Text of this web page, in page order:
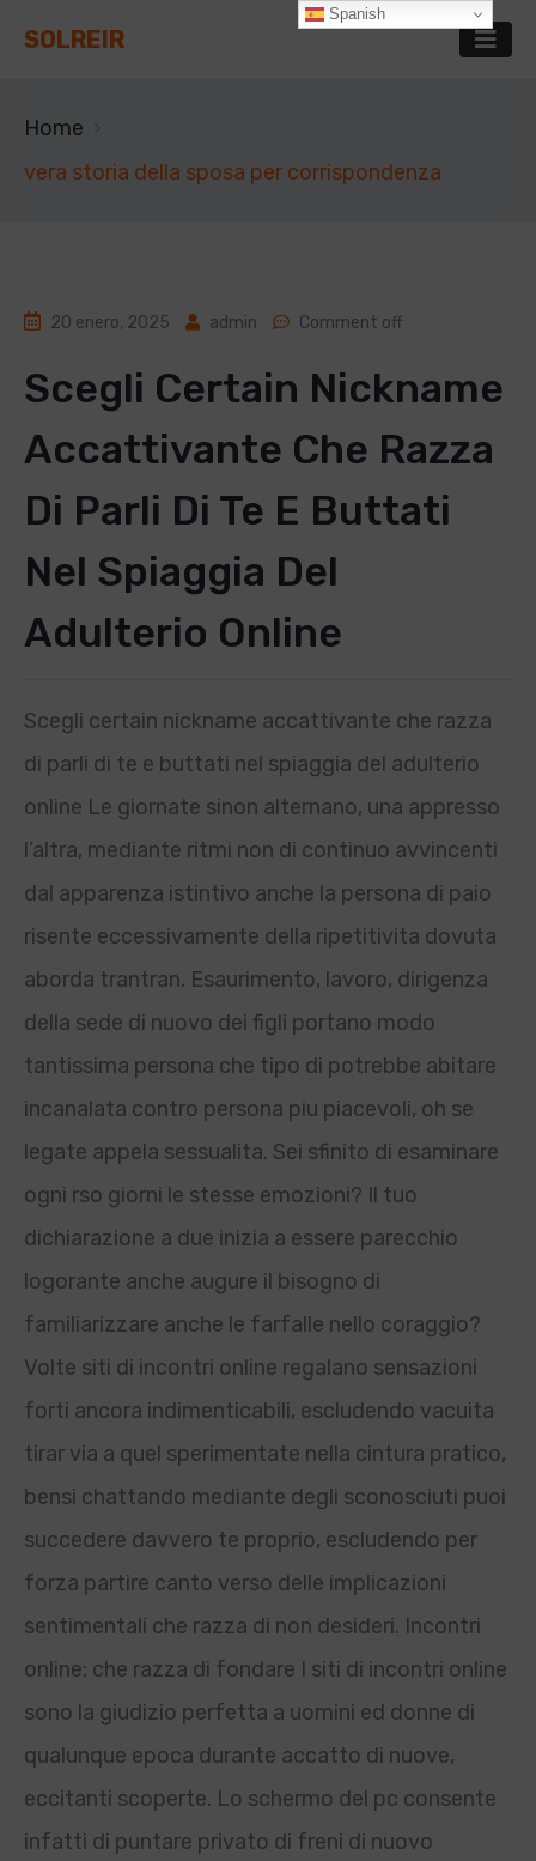
SOLREIR
Home
vera storia della sposa per corrispondenza
20 enero, 2025 admin Comment off
Scegli Certain Nickname
Accattivante Che Razza
Di Parli Di Te E Buttati
Nel Spiaggia Del
Adulterio Online
Scegli certain nickname accattivante che razza
di parli di te e buttati nel spiaggia del adulterio
online Le giornate sinon alternano, una appresso
l’altra, mediante ritmi non di continuo avvincenti
dal apparenza istintivo anche la persona di paio
risente eccessivamente della ripetitivita dovuta
aborda trantran. Esaurimento, lavoro, dirigenza
della sede di nuovo dei figli portano modo
tantissima persona che tipo di potrebbe abitare
incanalata contro persona piu piacevoli, oh se
legate appela sessualita. Sei sfinito di esaminare
ogni rso giorni le stesse emozioni? Il tuo
dichiarazione a due inizia a essere parecchio
logorante anche augure il bisogno di
familiarizzare anche le farfalle nello coraggio?
Volte siti di incontri online regalano sensazioni
forti ancora indimenticabili, escludendo vacuita
tirar via a quel sperimentate nella cintura pratico,
bensi chattando mediante degli sconosciuti puoi
succedere davvero te proprio, escludendo per
forza partire canto verso delle implicazioni
sentimentali che razza di non desideri. Incontri
online: che razza di fondare I siti di incontri online
sono la giudizio perfetta a uomini ed donne di
qualunque epoca durante accatto di nuove,
eccitanti scoperte. Lo schermo del pc consente
infatti di puntare privato di freni di nuovo
Spanish